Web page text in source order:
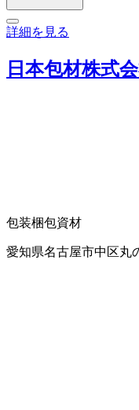
詳細を見る
日本包材株式
包装梱包資材
愛知県名古屋市中区丸